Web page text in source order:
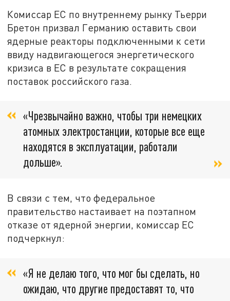
Комиссар ЕС по внутреннему рынку Тьерри
Бретон призвал Германию оставить свои
ядерные реакторы подключенными к сети
ввиду надвигающегося энергетического
кризиса в ЕС в результате сокращения
поставок российского газа.
«Чрезвычайно важно, чтобы три немецких
атомных электростанции, которые все еще
находятся в эксплуатации, работали
дольше».
В связи с тем, что федеральное
правительство настаивает на поэтапном
отказе от ядерной энергии, комиссар ЕС
подчеркнул:
«Я не делаю того, что мог бы сделать, но
ожидаю, что другие предоставят то, что